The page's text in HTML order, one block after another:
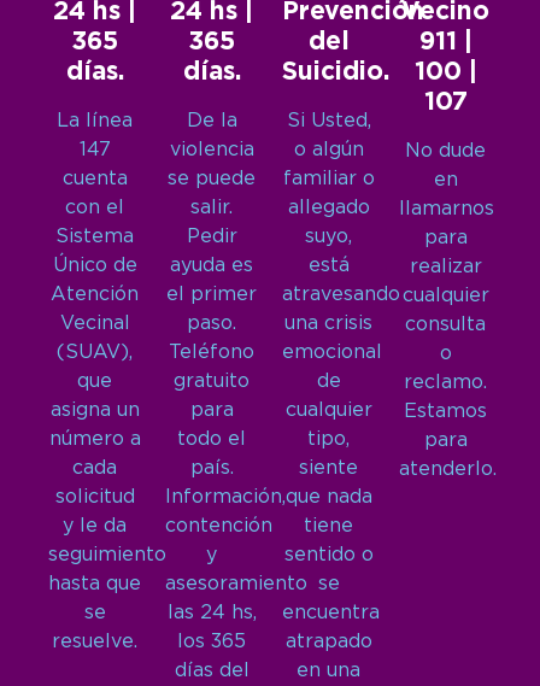
24 hs |
365
días.
La línea
147
cuenta
con el
Sistema
Único de
Atención
Vecinal
(SUAV),
que
asigna un
número a
cada
solicitud
y le da
seguimiento
hasta que
se
resuelve.
24 hs |
365
días.
De la
violencia
se puede
salir.
Pedir
ayuda es
el primer
paso.
Teléfono
gratuito
para
todo el
país.
Información,
contención
y
asesoramiento
las 24 hs,
los 365
días del
Prevención
del
Suicidio.
Si Usted,
o algún
familiar o
allegado
suyo,
está
atravesando
una crisis
emocional
de
cualquier
tipo,
siente
que nada
tiene
sentido o
se
encuentra
atrapado
en una
Vecino
911 |
100 |
107
No dude
en
llamarnos
para
realizar
cualquier
consulta
o
reclamo.
Estamos
para
atenderlo.